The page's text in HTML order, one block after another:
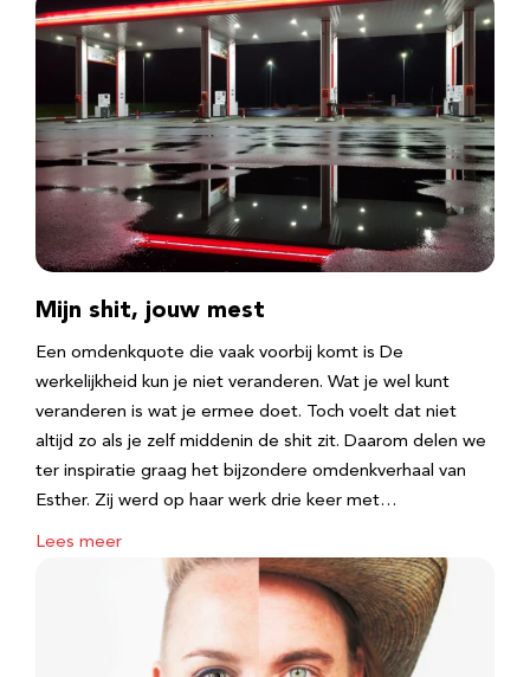
Mijn shit, jouw mest
Een omdenkquote die vaak voorbij komt is De
werkelijkheid kun je niet veranderen. Wat je wel kunt
veranderen is wat je ermee doet. Toch voelt dat niet
altijd zo als je zelf middenin de shit zit. Daarom delen we
ter inspiratie graag het bijzondere omdenkverhaal van
Esther. Zij werd op haar werk drie keer met…
Lees meer